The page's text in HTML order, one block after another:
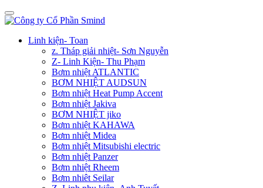
Linh kiện- Toan
z. Tháp giải nhiệt- Sơn Nguyễn
Z- Linh Kiện- Thu Phạm
Bơm nhiệt ATLANTIC
BƠM NHIỆT AUDSUN
Bơm nhiệt Heat Pump Accent
Bơm nhiệt Jakiva
BƠM NHIỆT jiko
Bơm nhiệt KAHAWA
Bơm nhiệt Midea
Bơm nhiệt Mitsubishi electric
Bơm nhiệt Panzer
Bơm nhiệt Rheem
Bơm nhiêt Seilar